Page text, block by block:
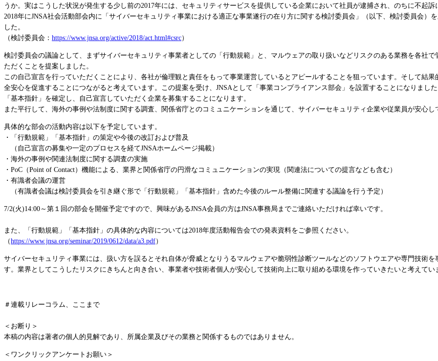
うか。実はこうした状況が発生する少し前の2017年には、セキュリティサービスを提供している企業において社員が逮捕され、のちに不起
2018年にJNSA社会活動部会内に「サイバーセキュリティ事業における適正な事業遂行の在り方に関する検討委員会」（以下、検討委員会
した。
（検討委員会： https://www.jnsa.org/active/2018/act.html#csrc）
検討委員会の議論として、まずサイバーセキュリティ事業者としての「行動規範」と、マルウェアの取り扱いなどリスクのある業務を各社
ただくことを提案しました。
この自己宣言を行っていただくことにより、各社が倫理観と責任をもって事業運営しているとアピールすることを狙っています。そして結
全安心を促進することにつながると考えています。この提案を受け、JNSAとして「事業コンプライアンス部会」を設置することになりまし
「基本指針」を確定し、自己宣言していただく企業を募集することになります。
また平行して、海外の事例や法制度に関する調査、関係省庁とのコミュニケーションを通じて、サイバーセキュリティ企業や従業員が安心
具体的な部会の活動内容は以下を予定しています。
・「行動規範」「基本指針」の策定や今後の改訂および普及
（自己宣言の募集や一定のプロセスを経てJNSAホームページ掲載）
・海外の事例や関連法制度に関する調査の実施
・PoC（Point of Contact）機能による、業界と関係省庁の円滑なコミュニケーションの実現（関連法についての提言なども含む）
・有識者会議の運営
（有識者会議は検討委員会を引き継ぐ形で「行動規範」「基本指針」含めた今後のルール整備に関連する議論を行う予定）
7/2(火)14:00～第１回の部会を開催予定ですので、興味があるJNSA会員の方はJNSA事務局までご連絡いただければ幸いです。
また、「行動規範」「基本指針」の具体的な内容については2018年度活動報告会での発表資料をご参照ください。
（https://www.jnsa.org/seminar/2019/0612/data/a3.pdf）
サイバーセキュリティ事業には、扱い方を誤るとそれ自体が脅威となりうるマルウェアや脆弱性診断ツールなどのソフトウエアや専門技術
す。業界としてこうしたリスクにきちんと向き合い、事業者や技術者個人が安心して技術向上に取り組める環境を作っていきたいと考えてい
＃連載リレーコラム、ここまで
＜お断り＞
本稿の内容は著者の個人的見解であり、所属企業及びその業務と関係するものではありません。
＜ワンクリックアンケートお願い＞